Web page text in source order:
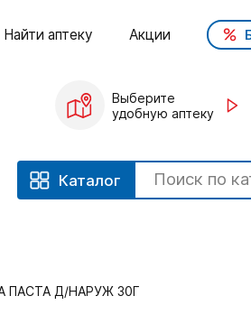
Найти аптеку Акции
Выберите
удобную аптеку
Каталог
ПАСТА Д/НАРУЖ 30Г